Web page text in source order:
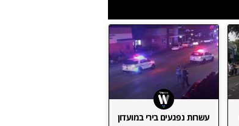
עשרות נפגעים בירי במועדון